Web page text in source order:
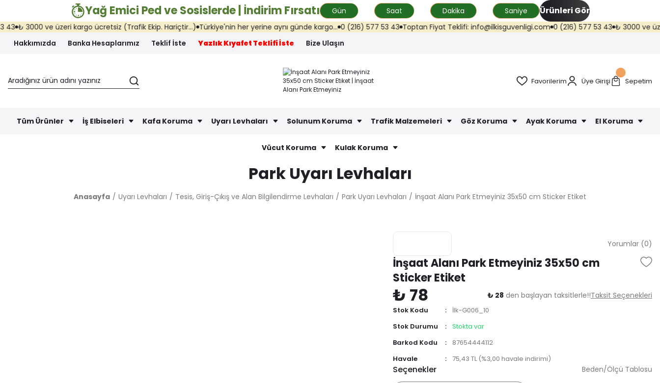
Yağ Emici Ped ve Sosislerde | İndirim Fırsatı Gün Saat Dakika Saniye Ürünleri Gör
3000 ve üzeri kargo ücretsiz (Trafik Ekip. Hariçtir...) Türkiye'nin her yerine aynı günde kargo... 0 (216) 577 53 43 Toptan Fiyat Teklifi: info@ilkisguvenligi.com 0 (216) 577 53 43 ₺ 3000 ve üzeri
Hakkımızda
Banka Hesaplarımız Teklif İste Yazlık Kıyafet Teklifi İste Bize Ulaşın
Favorilerim Üye Girişi Sepetim
Tüm Ürünler İş Elbiseleri Kafa Koruma Uyarı Levhaları Solunum Koruma Trafik Malzemeleri Göz Koruma Ayak Koruma El Koruma
Vücut Koruma Kulak Koruma
Park Uyarı Levhaları
Anasayfa Uyarı Levhaları Tesis, Giriş-Çıkış ve Alan Bilgilendirme Levhaları Park Uyarı Levhaları İnşaat Alanı Park Etmeyiniz 35x50 cm Sticker Etiket
Yorumlar (0)
İnşaat Alanı Park Etmeyiniz 35x50 cm
Sticker Etiket
₺ 78 ₺ 28 den başlayan taksitlerle!!Taksit Seçenekleri
Stok Kodu
İlk-G006_10
Stok Durumu
Stokta var
Barkod Kodu
87654444112
Havale
75,43 TL (%3,00 havale indirimi)
Seçenekler
Beden/Ölçü Tablosu